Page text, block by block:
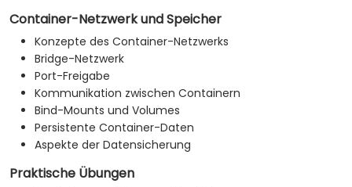
Container-Netzwerk und Speicher
Konzepte des Container-Netzwerks
Bridge-Netzwerk
Port-Freigabe
Kommunikation zwischen Containern
Bind-Mounts und Volumes
Persistente Container-Daten
Aspekte der Datensicherung
Praktische Übungen